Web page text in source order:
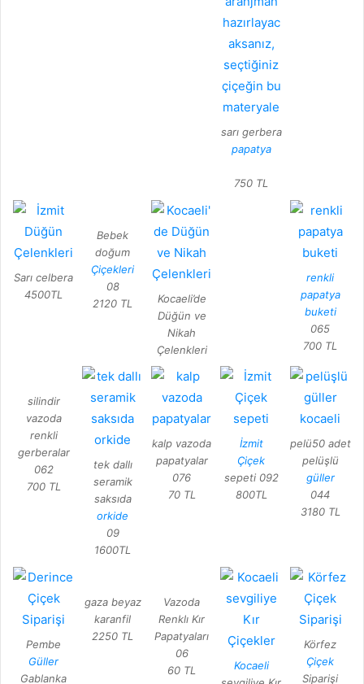
sarı gerbera
papatya
750 TL
Sarı celbera
4500TL
Bebek
doğum
Çiçekleri
08
2120 TL
Kocaeli’de
Düğün ve
Nikah
Çelenkleri
renkli
papatya
buketi
065
700 TL
silindir
vazoda
renkli
gerberalar
062
700 TL
tek dallı
seramik
saksıda
orkide
09
1600TL
kalp vazoda
papatyalar
076
70 TL
İzmit
Çiçek
sepeti 092
800TL
pelü50 adet
pelüşlü
güller
044
3180 TL
Pembe
Güller
Gablanka
gaza beyaz
karanfil
2250 TL
Vazoda
Renklı Kır
Papatyaları
06
60 TL
Kocaeli
Körfez
Çiçek
Siparişi